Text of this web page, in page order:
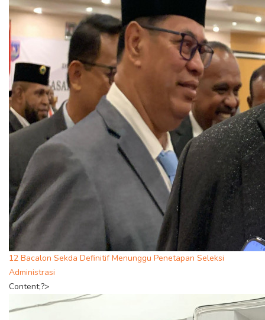
12 Bacalon Sekda Definitif Menunggu Penetapan Seleksi
Administrasi
Content;?>